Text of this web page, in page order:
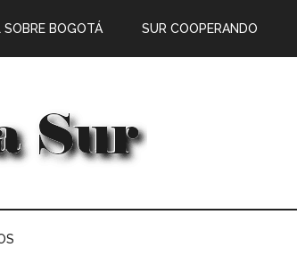
SOBRE BOGOTÁ SUR COOPERANDO